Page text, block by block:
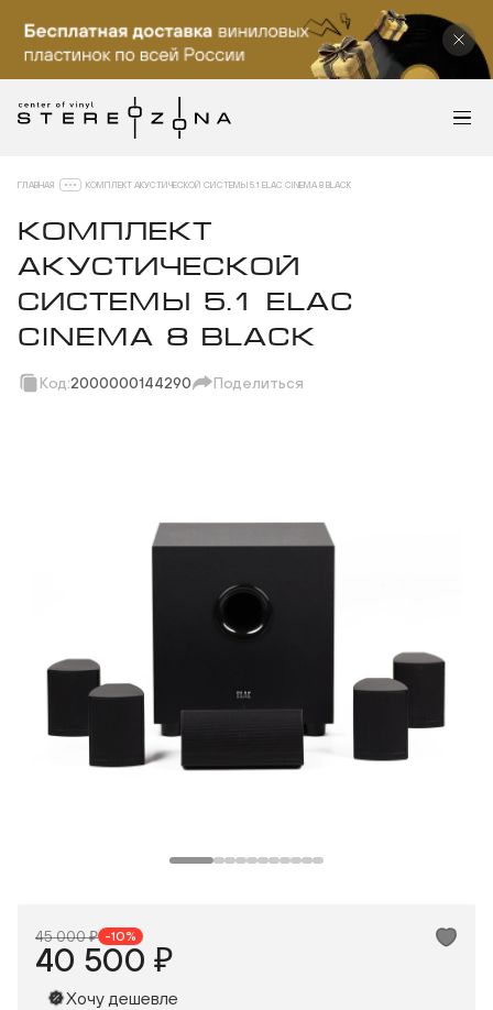
ГЛАВНАЯ КОМПЛЕКТ АКУСТИЧЕСКОЙ СИСТЕМЫ 5.1 ELAC CINEMA 8 BLACK
КОМПЛЕКТ
АКУСТИЧЕСКОЙ
СИСТЕМЫ 5.1 ELAC
CINEMA 8 BLACK
Код:2000000144290 Поделиться
ВКонтакте
Одноклассники
45 000 ₽ -10%
40 500 ₽
Хочу дешевле